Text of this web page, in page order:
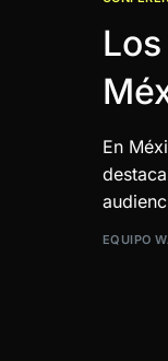
En
EQUIPO